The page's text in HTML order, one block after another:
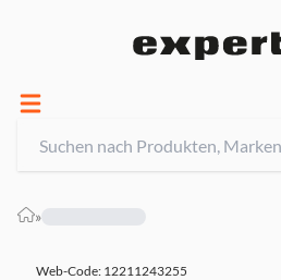
»
Web-Code: 12211243255